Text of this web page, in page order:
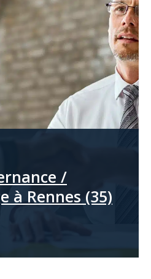
/
à Rennes (35)